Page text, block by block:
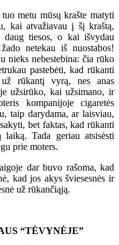
metu mūsų krašte matyti
kai atvažiavau į šį kraštą,
daug tiesos, o kai išvydau
netekau iš nuostabos!
nieks nebestebina: čia rūko
pastebėti, kad rūkanti
rūkantį vyrą, nes anas
užsirūko, kai užsimano, ir
kompanijoje cigaretės
taip darydama, ar laisviau,
bet faktas, kad rūkanti
Tada geriau atsisėsti
prie moters.
dar buvo rašoma, kad
kad jos akys šviesesnės ir
už rūkančiąją.
“TĖVYNĖJE”